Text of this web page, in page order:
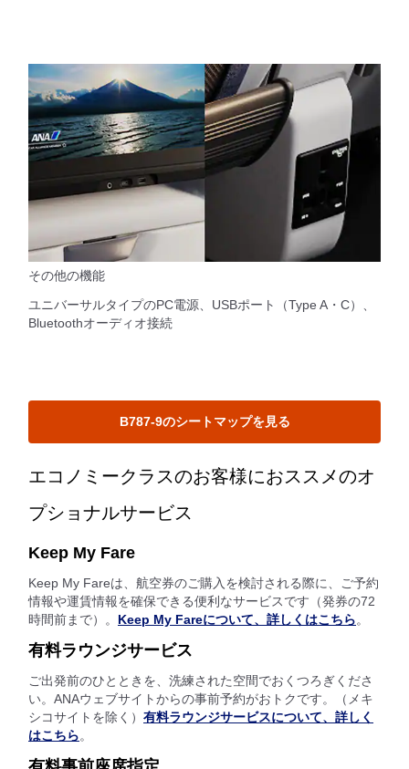
その他の機能
ユニバーサルタイプのPC電源、USBポート（Type A・C）、
Bluetoothオーディオ接続
B787-9のシートマップを見る
エコノミークラスのお客様におススメのオ
プショナルサービス
Keep My Fare
Keep My Fareは、航空券のご購入を検討される際に、ご予約
情報や運賃情報を確保できる便利なサービスです（発券の72
時間前まで）。 Keep My Fareについて、詳しくはこちら。
有料ラウンジサービス
ご出発前のひとときを、洗練された空間でおくつろぎくださ
い。ANAウェブサイトからの事前予約がおトクです。（メキ
シコサイトを除く） 有料ラウンジサービスについて、詳しく
はこちら。